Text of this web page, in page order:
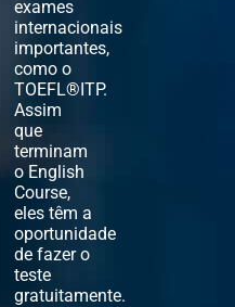
exames
internacionais
importantes,
como o
TOEFL®ITP.
Assim
que
terminam
o English
Course,
eles têm a
oportunidade
de fazer o
teste
gratuitamente.